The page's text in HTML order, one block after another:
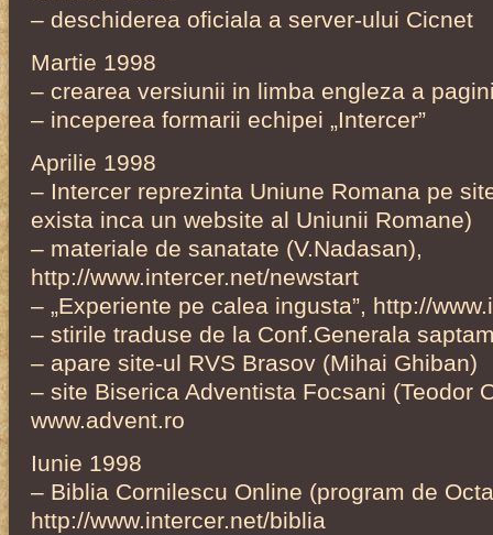
– deschiderea oficiala a server-ului Cicnet
Martie 1998
– crearea versiunii in limba engleza a
– inceperea formarii echipei „Intercer”
Aprilie 1998
– Intercer reprezinta Uniune Romana pe
exista inca un website al Uniunii Romane)
– materiale de sanatate (V.Nadasan),
http://www.intercer.net/newstart
– „Experiente pe calea ingusta”, http://
– stirile traduse de la Conf.Generala
– apare site-ul RVS Brasov (Mihai Ghiban)
– site Biserica Adventista Focsani (Teodor
www.advent.ro
Iunie 1998
– Biblia Cornilescu Online (program de
http://www.intercer.net/biblia